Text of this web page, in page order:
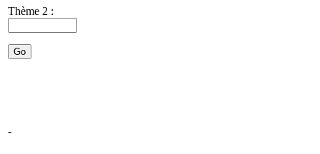
Thème 2 :
-